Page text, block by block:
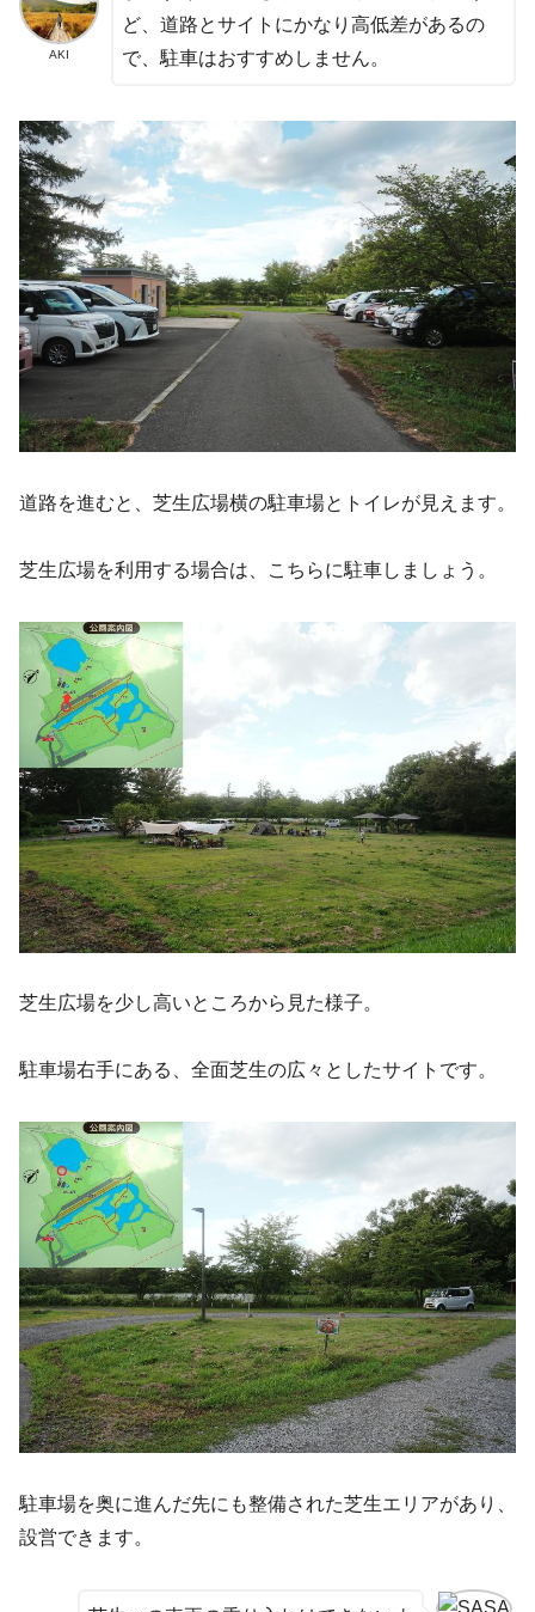
AKI
ど、道路とサイトにかなり高低差があるの
で、駐車はおすすめしません。
道路を進むと、芝生広場横の駐車場とトイレが見えます。
芝生広場を利用する場合は、こちらに駐車しましょう。
芝生広場を少し高いところから見た様子。
駐車場右手にある、全面芝生の広々としたサイトです。
駐車場を奥に進んだ先にも整備された芝生エリアがあり、
設営できます。